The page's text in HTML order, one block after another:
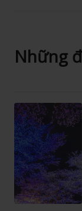
Những